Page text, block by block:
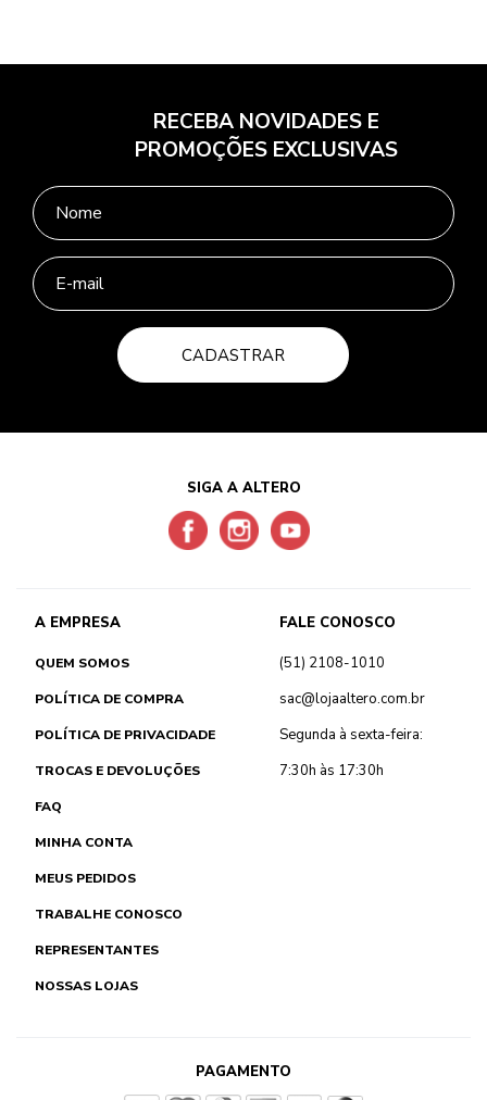
RECEBA NOVIDADES E
PROMOÇÕES EXCLUSIVAS
CADASTRAR
SIGA A ALTERO
A EMPRESA
QUEM SOMOS
POLÍTICA DE COMPRA
POLÍTICA DE PRIVACIDADE
TROCAS E DEVOLUÇÕES
FAQ
MINHA CONTA
MEUS PEDIDOS
TRABALHE CONOSCO
REPRESENTANTES
NOSSAS LOJAS
FALE CONOSCO
(51) 2108-1010
sac@lojaaltero.com.br
Segunda à sexta-feira:
7:30h às 17:30h
PAGAMENTO